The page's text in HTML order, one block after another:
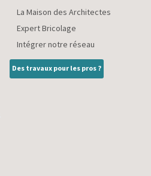
La Maison des Architectes
Expert Bricolage
Intégrer notre réseau
Des travaux pour les pros ?